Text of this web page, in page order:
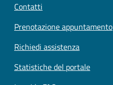
Contatti
Prenotazione appuntamento
Richiedi assistenza
Statistiche del portale